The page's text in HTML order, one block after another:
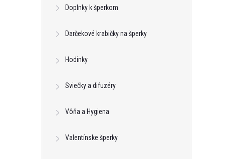
Doplnky k šperkom
Darčekové krabičky na šperky
Hodinky
Sviečky a difuzéry
Vôňa a Hygiena
Valentínske šperky